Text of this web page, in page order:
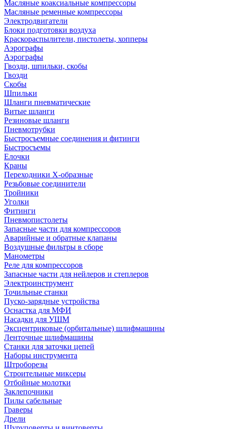
Масляные коаксиальные компрессоры
Масляные ременные компрессоры
Электродвигатели
Блоки подготовки воздуха
Краскораспылители, пистолеты, хопперы
Аэрографы
Аэрографы
Гвозди, шпильки, скобы
Гвозди
Скобы
Шпильки
Шланги пневматические
Витые шланги
Резиновые шланги
Пневмотрубки
Быстросъемные соединения и фитинги
Быстросъемы
Елочки
Краны
Переходники Х-образные
Резьбовые соединители
Тройники
Уголки
Фитинги
Пневмопистолеты
Запасные части для компрессоров
Аварийные и обратные клапаны
Воздушные фильтры в сборе
Манометры
Реле для компрессоров
Запасные части для нейлеров и степлеров
Электроинструмент
Точильные станки
Пуско-зарядные устройства
Оснастка для МФИ
Насадки для УШМ
Эксцентриковые (орбитальные) шлифмашины
Ленточные шлифмашины
Станки для заточки цепей
Наборы инструмента
Штроборезы
Строительные миксеры
Отбойные молотки
Заклепочники
Пилы сабельные
Граверы
Дрели